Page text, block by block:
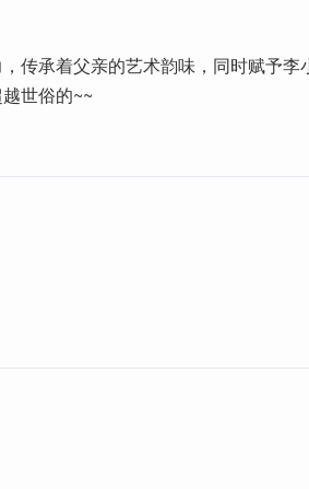
传承着父亲的艺术韵味，同时赋予李
世俗的~~